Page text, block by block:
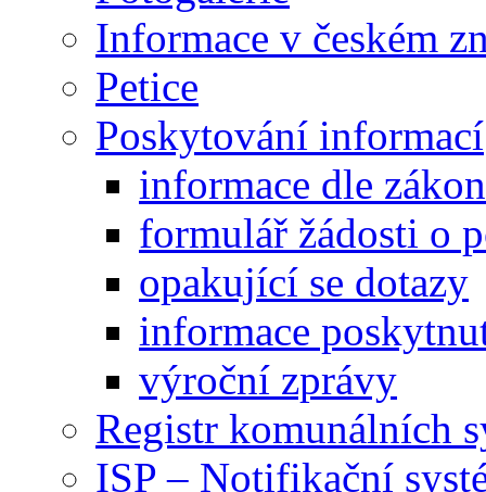
Informace v českém
Petice
Poskytování informací
informace dle
formulář žádosti o
opakující se dotazy
informace
výroční zprávy
Registr komunálních
ISP – Notifikační